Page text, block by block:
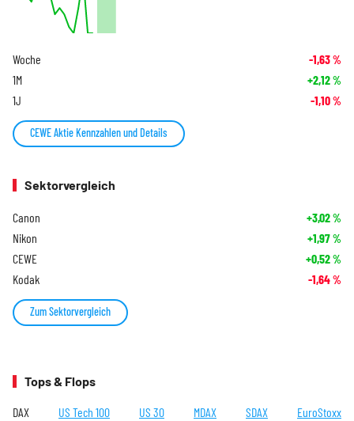
Woche -1,63%
1M +2,12%
1J -1,10%
CEWE Aktie Kennzahlen und Details
Sektorvergleich
Canon +3,02%
Nikon +1,97%
CEWE +0,52%
Kodak -1,64%
Zum Sektorvergleich
Tops & Flops
DAX US Tech 100 US 30 MDAX SDAX EuroStoxx